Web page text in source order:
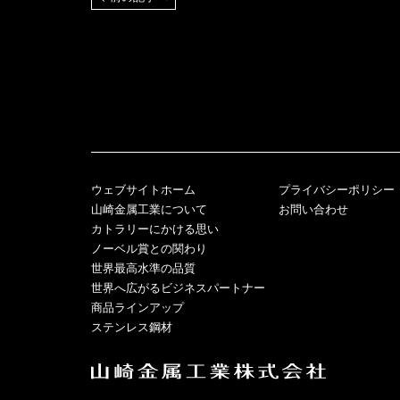
ウェブサイトホーム
山崎金属工業について
カトラリーにかける思い
ノーベル賞との関わり
世界最高水準の品質
世界へ広がるビジネスパートナー
商品ラインアップ
ステンレス鋼材
プライバシーポリシー
お問い合わせ